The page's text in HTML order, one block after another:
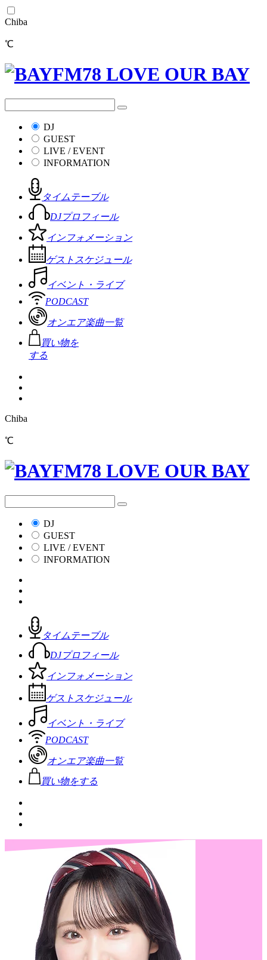
Chiba
℃
DJ
GUEST
LIVE / EVENT
INFORMATION
タイムテーブル
DJプロフィール
インフォメーション
ゲストスケジュール
イベント・ライブ
PODCAST
オンエア楽曲一覧
買い物を
する
Chiba
℃
DJ
GUEST
LIVE / EVENT
INFORMATION
タイムテーブル
DJプロフィール
インフォメーション
ゲストスケジュール
イベント・ライブ
PODCAST
オンエア楽曲一覧
買い物をする